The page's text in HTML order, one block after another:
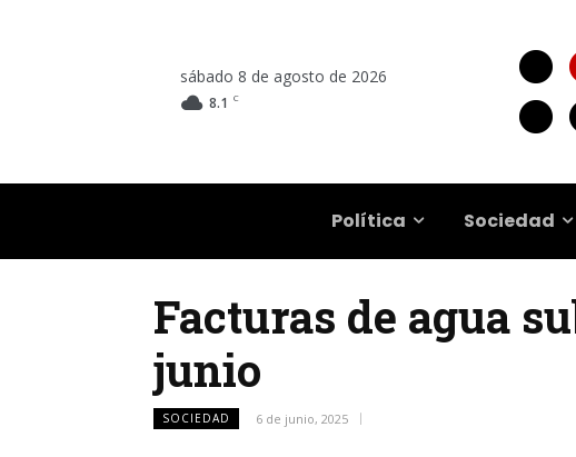
sábado 8 de agosto de 2026
8.1 C
Política Sociedad
Facturas de agua
junio
SOCIEDAD 6 de junio, 2025